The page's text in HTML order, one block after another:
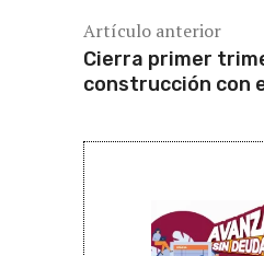
Artículo anterior
Cierra primer
construcción con